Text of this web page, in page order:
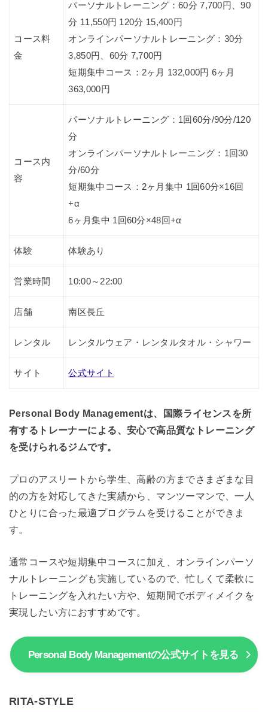
コース料
金
パーソナルトレーニング：60分 7,700円、90
分 11,550円 120分 15,400円
オンラインパーソナルトレーニング：30分
3,850円、60分 7,700円
短期集中コース：2ヶ月 132,000円 6ヶ月
363,000円
コース内
容
パーソナルトレーニング：1回60分/90分/120
分
オンラインパーソナルトレーニング：1回30
分/60分
短期集中コース：2ヶ月集中 1回60分×16回
+α
6ヶ月集中 1回60分×48回+α
体験 体験あり
営業時間 10:00～22:00
店舗 南区長丘
レンタル レンタルウェア・レンタルタオル・シャワー
サイト 公式サイト
Personal Body Managementは、国際ライセンスを所
有するトレーナーによる、安心で高品質なトレーニング
を受けられるジムです。
プロのアスリートから学生、高齢の方までさまざまな目
的の方を対応してきた実績から、マンツーマンで、一人
ひとりに合った最適プログラムを受けることができま
す。
通常コースや短期集中コースに加え、オンラインパーソ
ナルトレーニングも実施しているので、忙しくて柔軟に
トレーニングを入れたい方や、短期間でボディメイクを
実現したい方におすすめです。
Personal Body Managementの公式サイトを見る
RITA-STYLE